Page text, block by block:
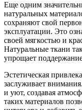
Еще одним
натуральных
сохраняют свой
эксплуатации. Это
своей мягкостью и
Натуральные ткани
упрощает
Эстетическая
заслуживает
и уют, создавая
таких материалов